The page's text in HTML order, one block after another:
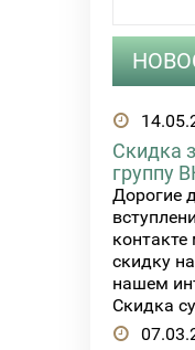
Скидка
группу
Дорогие
скидку
нашем
Скидка